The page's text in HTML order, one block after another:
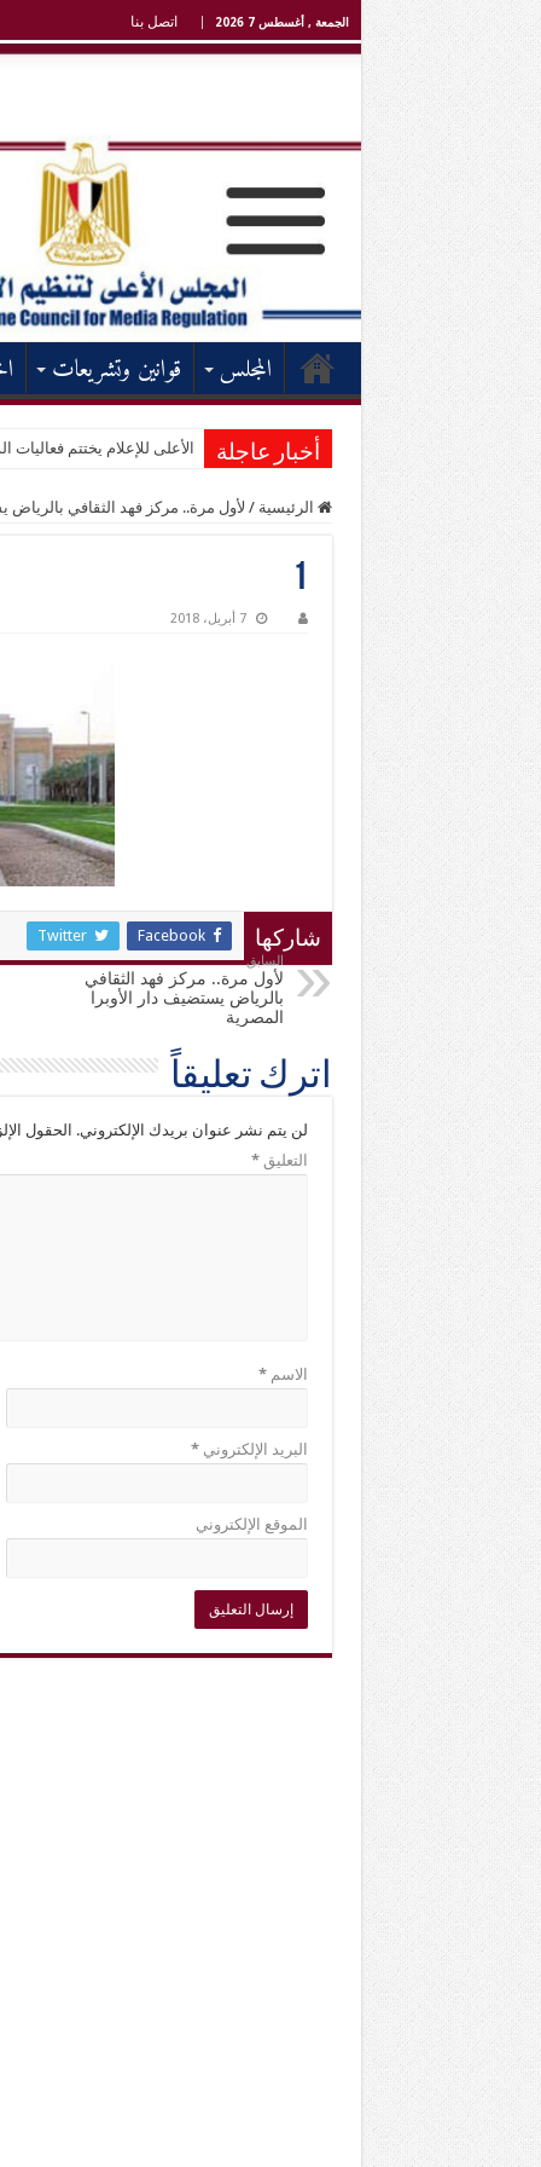
الجمعة , أغسطس 7 2026 اتصل بنا
المجلس قوانين وتشريعات
أخبار عاجلة الأعلى للإعلام يختتم فعاليات
الرئيسية / لأول مرة.. مركز فهد الثقافي بالرياض
1
7 أبريل، 2018
شاركها Facebook
Twitter
السابق
لأول مرة.. مركز فهد الثقافي
بالرياض يستضيف دار الأوبرا
المصرية
اترك تعليقاً
لن يتم نشر عنوان بريدك الإلكتروني. الحقول
التعليق*
الاسم*
البريد الإلكتروني*
الموقع الإلكتروني